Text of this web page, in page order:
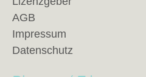
AGB
Impressum
Datenschutz